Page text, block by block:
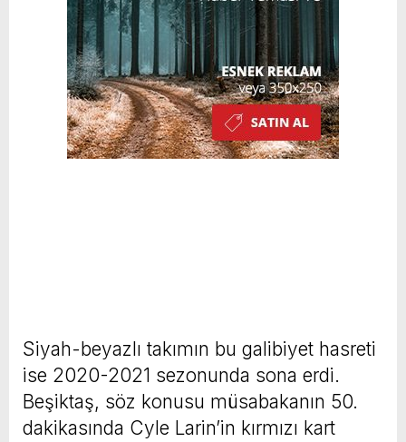
Siyah-beyazlı takımın bu galibiyet hasreti
ise 2020-2021 sezonunda sona erdi.
Beşiktaş, söz konusu müsabakanın 50.
dakikasında Cyle Larin’in kırmızı kart